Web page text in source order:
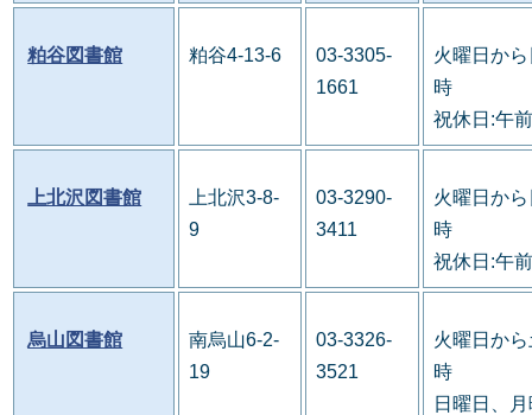
粕谷図書館 粕谷4-13-6
03-3305-
1661
火曜日か
時
祝休日:午
上北沢図書館
上北沢3-8-
9
03-3290-
3411
火曜日か
時
祝休日:午
烏山図書館
南烏山6-2-
19
03-3326-
3521
火曜日か
時
日曜日、